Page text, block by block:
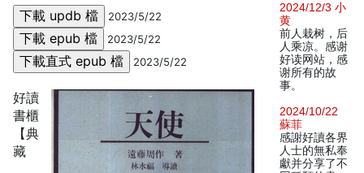
2023/5/22
2023/5/22
2023/5/22
好讀
書櫃
【典
藏
2024/12/3 小
黄
前人栽树，后
人乘凉。感谢
好读网站，感
谢所有的故
事。
2024/10/22
蘇菲
感謝好讀各界
人士的無私奉
獻并分享了不